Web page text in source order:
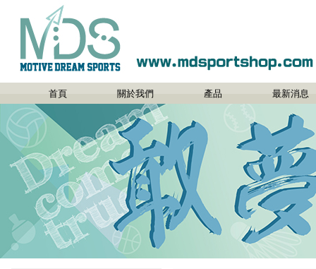
首頁 關於我們 產品 最新消息